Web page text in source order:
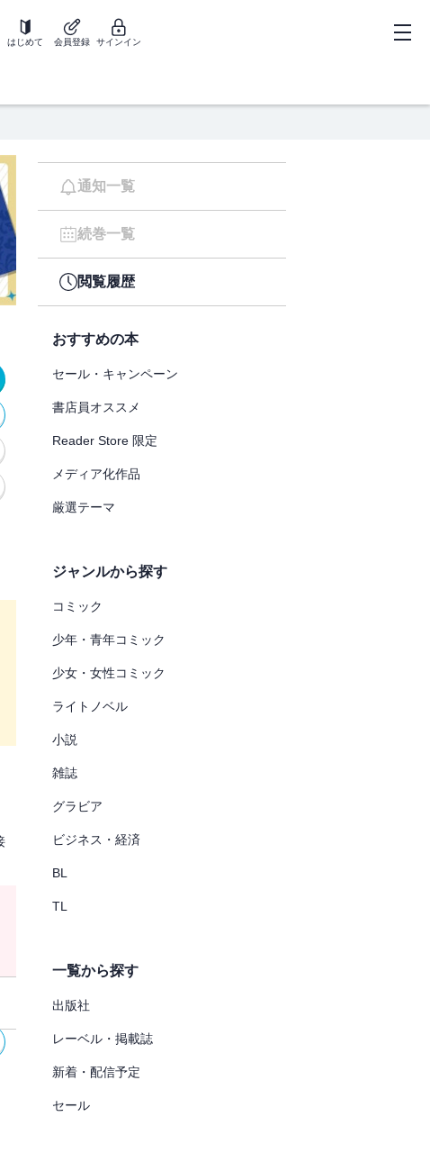
はじめて 会員登録 サインイン
通知一覧
続巻一覧
閲覧履歴
おすすめの本
セール・キャンペーン
書店員オススメ
Reader Store 限定
メディア化作品
厳選テーマ
ジャンルから探す
コミック
少年・青年コミック
少女・女性コミック
ライトノベル
小説
雑誌
グラビア
ビジネス・経済
BL
TL
一覧から探す
出版社
レーベル・掲載誌
新着・配信予定
セール